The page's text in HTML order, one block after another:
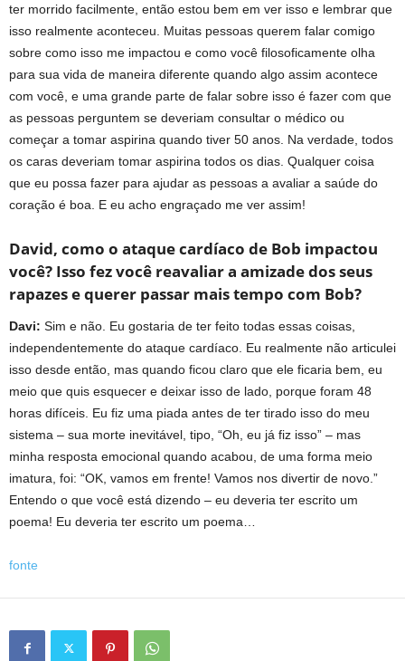
ter morrido facilmente, então estou bem em ver isso e lembrar que
isso realmente aconteceu. Muitas pessoas querem falar comigo
sobre como isso me impactou e como você filosoficamente olha
para sua vida de maneira diferente quando algo assim acontece
com você, e uma grande parte de falar sobre isso é fazer com que
as pessoas perguntem se deveriam consultar o médico ou
começar a tomar aspirina quando tiver 50 anos. Na verdade, todos
os caras deveriam tomar aspirina todos os dias. Qualquer coisa
que eu possa fazer para ajudar as pessoas a avaliar a saúde do
coração é boa. E eu acho engraçado me ver assim!
David, como o ataque cardíaco de Bob impactou
você? Isso fez você reavaliar a amizade dos seus
rapazes e querer passar mais tempo com Bob?
Davi: Sim e não. Eu gostaria de ter feito todas essas coisas,
independentemente do ataque cardíaco. Eu realmente não articulei
isso desde então, mas quando ficou claro que ele ficaria bem, eu
meio que quis esquecer e deixar isso de lado, porque foram 48
horas difíceis. Eu fiz uma piada antes de ter tirado isso do meu
sistema – sua morte inevitável, tipo, “Oh, eu já fiz isso” – mas
minha resposta emocional quando acabou, de uma forma meio
imatura, foi: “OK, vamos em frente! Vamos nos divertir de novo.”
Entendo o que você está dizendo – eu deveria ter escrito um
poema! Eu deveria ter escrito um poema…
fonte